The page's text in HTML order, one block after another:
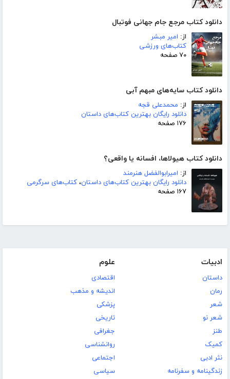
دانلود کتاب مرجع جام جهانی فوتبال
از: امیر مبشر
کتاب‌های ورزشی
۷۰ صفحه
دانلود کتاب سایه‌های مبهم آبی
از: محمدعلی قجه
دانلود رایگان بهترین کتاب‌های داستان
۱۷۶ صفحه
دانلود کتاب هیولاها، افسانه یا واقعی؟
از: امیرابوالفضل هنرمند
دانلود رایگان بهترین کتاب‌های داستان، کتاب‌های سرگرمی
۱۶۷ صفحه
ادبیات
داستان
رمان
شعر
شعر نو
طنز
کمیک
نثر ادبی
زندگینامه و سفرنامه
علوم
اقتصادی
اندیشه و مذهب
پزشکی
تاریخی
جغرافی
روانشناسی
اجتماعی
سیاسی